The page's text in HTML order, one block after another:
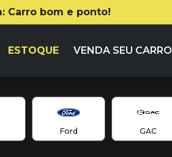
Carro bom e ponto!
ESTOQUE VENDA SEU CARRO
Ford GAC